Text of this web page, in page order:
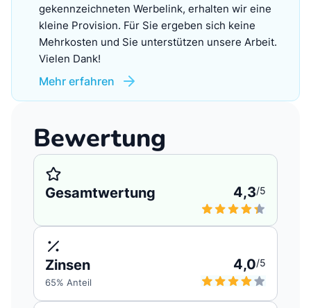
gekennzeichneten Werbelink, erhalten wir eine
kleine Provision. Für Sie ergeben sich keine
Mehrkosten und Sie unterstützen unsere Arbeit.
Vielen Dank!
Mehr erfahren
Bewertung
Gesamtwertung 4,3/5
Zinsen 4,0/5
65% Anteil